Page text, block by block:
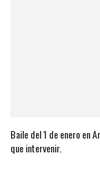
Baile del 1 de enero en
que intervenir.